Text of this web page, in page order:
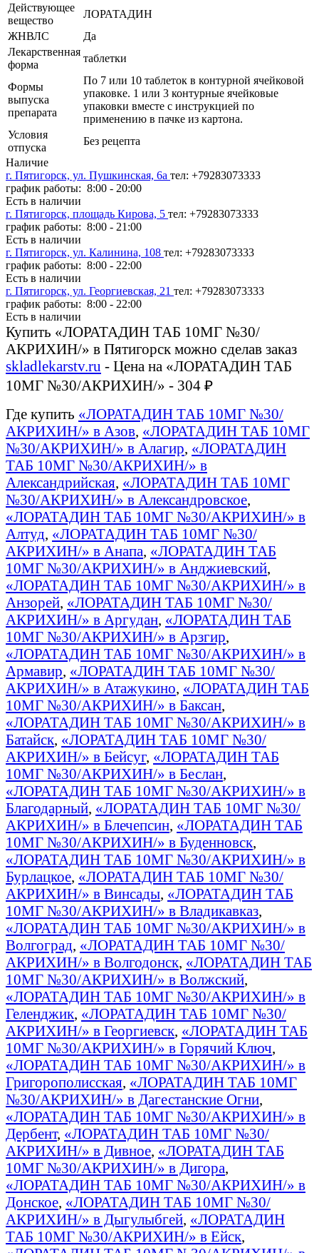
Действующее
вещество
ЛОРАТАДИН
ЖНВЛС
Да
Лекарственная
форма
таблетки
Формы
выпуска
препарата
По 7 или 10 таблеток в контурной ячейковой
упаковке. 1 или 3 контурные ячейковые
упаковки вместе с инструкцией по
применению в пачке из картона.
Условия
отпуска
Без рецепта
Наличие
г. Пятигорск, ул. Пушкинская, 6а тел: +79283073333
график работы: 8:00 - 20:00
Есть в наличии
г. Пятигорск, площадь Кирова, 5 тел: +79283073333
график работы: 8:00 - 21:00
Есть в наличии
г. Пятигорск, ул. Калинина, 108 тел: +79283073333
график работы: 8:00 - 22:00
Есть в наличии
г. Пятигорск, ул. Георгиевская, 21 тел: +79283073333
график работы: 8:00 - 22:00
Есть в наличии
Купить «ЛОРАТАДИН ТАБ 10МГ №30/
АКРИХИН/» в Пятигорск можно сделав заказ
skladlekarstv.ru - Цена на «ЛОРАТАДИН ТАБ
10МГ №30/АКРИХИН/» - 304 ₽
Где купить «ЛОРАТАДИН ТАБ 10МГ №30/
АКРИХИН/» в Азов, «ЛОРАТАДИН ТАБ 10МГ
№30/АКРИХИН/» в Алагир, «ЛОРАТАДИН
ТАБ 10МГ №30/АКРИХИН/» в
Александрийская, «ЛОРАТАДИН ТАБ 10МГ
№30/АКРИХИН/» в Александровское,
«ЛОРАТАДИН ТАБ 10МГ №30/АКРИХИН/» в
Алтуд, «ЛОРАТАДИН ТАБ 10МГ №30/
АКРИХИН/» в Анапа, «ЛОРАТАДИН ТАБ
10МГ №30/АКРИХИН/» в Анджиевский,
«ЛОРАТАДИН ТАБ 10МГ №30/АКРИХИН/» в
Анзорей, «ЛОРАТАДИН ТАБ 10МГ №30/
АКРИХИН/» в Аргудан, «ЛОРАТАДИН ТАБ
10МГ №30/АКРИХИН/» в Арзгир,
«ЛОРАТАДИН ТАБ 10МГ №30/АКРИХИН/» в
Армавир, «ЛОРАТАДИН ТАБ 10МГ №30/
АКРИХИН/» в Атажукино, «ЛОРАТАДИН ТАБ
10МГ №30/АКРИХИН/» в Баксан,
«ЛОРАТАДИН ТАБ 10МГ №30/АКРИХИН/» в
Батайск, «ЛОРАТАДИН ТАБ 10МГ №30/
АКРИХИН/» в Бейсуг, «ЛОРАТАДИН ТАБ
10МГ №30/АКРИХИН/» в Беслан,
«ЛОРАТАДИН ТАБ 10МГ №30/АКРИХИН/» в
Благодарный, «ЛОРАТАДИН ТАБ 10МГ №30/
АКРИХИН/» в Блечепсин, «ЛОРАТАДИН ТАБ
10МГ №30/АКРИХИН/» в Буденновск,
«ЛОРАТАДИН ТАБ 10МГ №30/АКРИХИН/» в
Бурлацкое, «ЛОРАТАДИН ТАБ 10МГ №30/
АКРИХИН/» в Винсады, «ЛОРАТАДИН ТАБ
10МГ №30/АКРИХИН/» в Владикавказ,
«ЛОРАТАДИН ТАБ 10МГ №30/АКРИХИН/» в
Волгоград, «ЛОРАТАДИН ТАБ 10МГ №30/
АКРИХИН/» в Волгодонск, «ЛОРАТАДИН ТАБ
10МГ №30/АКРИХИН/» в Волжский,
«ЛОРАТАДИН ТАБ 10МГ №30/АКРИХИН/» в
Геленджик, «ЛОРАТАДИН ТАБ 10МГ №30/
АКРИХИН/» в Георгиевск, «ЛОРАТАДИН ТАБ
10МГ №30/АКРИХИН/» в Горячий Ключ,
«ЛОРАТАДИН ТАБ 10МГ №30/АКРИХИН/» в
Григорополисская, «ЛОРАТАДИН ТАБ 10МГ
№30/АКРИХИН/» в Дагестанские Огни,
«ЛОРАТАДИН ТАБ 10МГ №30/АКРИХИН/» в
Дербент, «ЛОРАТАДИН ТАБ 10МГ №30/
АКРИХИН/» в Дивное, «ЛОРАТАДИН ТАБ
10МГ №30/АКРИХИН/» в Дигора,
«ЛОРАТАДИН ТАБ 10МГ №30/АКРИХИН/» в
Донское, «ЛОРАТАДИН ТАБ 10МГ №30/
АКРИХИН/» в Дыгулыбгей, «ЛОРАТАДИН
ТАБ 10МГ №30/АКРИХИН/» в Ейск,